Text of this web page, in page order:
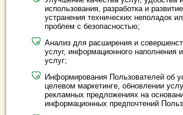
использования, разработка и
устранения технических неполадок
проблем с безопасностью;
Анализ для расширения и
услуг, информационного наполнения
услуг;
Информирования Пользователей об
целевом маркетинге, обновлении
рекламных предложениях на
информационных предпочтений